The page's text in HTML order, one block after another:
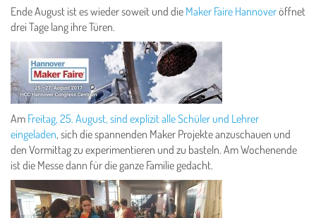
Ende August ist es wieder soweit und die Maker Faire Hannoveröffnet
drei Tage lang ihre Türen.
Am Freitag, 25. August, sind explizit alle Schüler und Lehrer
eingeladen, sich die spannenden Maker Projekte anzuschauen und
den Vormittag zu experimentieren und zu basteln. Am Wochenende
ist die Messe dann für die ganze Familie gedacht.